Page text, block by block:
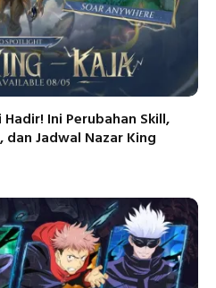
Hadir! Ini Perubahan Skill,
dan Jadwal Nazar King